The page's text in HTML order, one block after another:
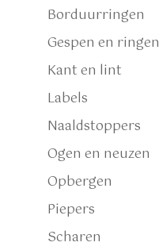
Borduurringen
Gespen en ringen
Kant en lint
Labels
Naaldstoppers
Ogen en neuzen
Opbergen
Piepers
Scharen